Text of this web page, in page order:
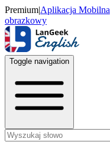
Premium|Aplikacja Mobilna
obrazkowy
Toggle navigation